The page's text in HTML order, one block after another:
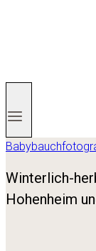
Winterlich-
Hohenheim